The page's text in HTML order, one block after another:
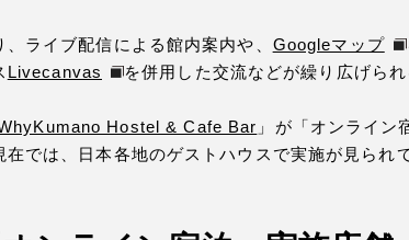
ライブ配信による館内案内や、 Googleマップ
Livecanvas を併用した交流などが繰り広げられ
Hostel & Cafe Bar 」が「オンライン
では、日本各地のゲストハウスで実施が見られ